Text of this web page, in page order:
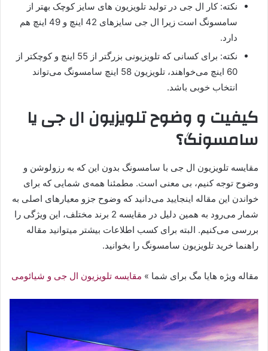
نکته: کار ال جی در تولید تلویزیون های سایز کوچک بهتر از
سامسونگ است زیرا ال جی سایزهای 42 اینچ و 49 اینچ هم
دارد.
نکته: برای کسانی که تلویزیونی بزرگتر از 55 اینچ و کوچکتر از
60 اینچ می‌خواهند، تلویزیون 58 اینچ سامسونگ می‌تواند
انتخاب خوبی باشد.
کیفیت و وضوح تلویزیون ال جی یا
سامسونگ؟
مقایسه تلویزیون ال جی با سامسونگ بدون این که به رزولوشن و
وضوح توجه کنیم، بی معنی است. مطمئنا همه‌ی شمایی که برای
خواندن این مقاله اینجایید می‌دانید که وضوح جزو معیارهای اصلی به
شمار می‌رود به همین دلیل در مقایسه 2 برند مختلف، این ویژگی را
بررسی می‌کنیم. البته برای کسب اطلاعات بیشتر میتوانید مقاله
راهنما خرید تلویزیون سامسونگ را بخوانید.
مقاله ویژه هایا مگ برای شما » مقایسه تلویزیون ال جی و شیائومی